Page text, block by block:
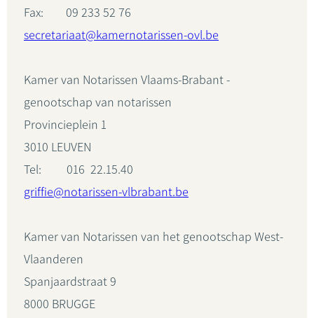
Fax: 09 233 52 76
secretariaat@kamernotarissen-ovl.be
Kamer van Notarissen Vlaams-Brabant -
genootschap van notarissen
Provincieplein 1
3010 LEUVEN
Tel: 016 22.15.40
griffie@notarissen-vlbrabant.be
Kamer van Notarissen van het genootschap West-
Vlaanderen
Spanjaardstraat 9
8000 BRUGGE